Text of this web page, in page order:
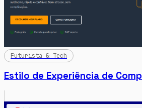
Futurista & Tech
Estilo de Experiência de